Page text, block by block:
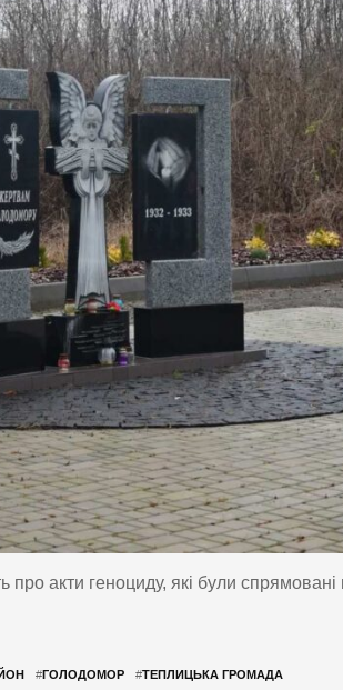
про акти геноциду, які були
#ГОЛОДОМОР #ТЕПЛИЦЬКА ГРОМАДА